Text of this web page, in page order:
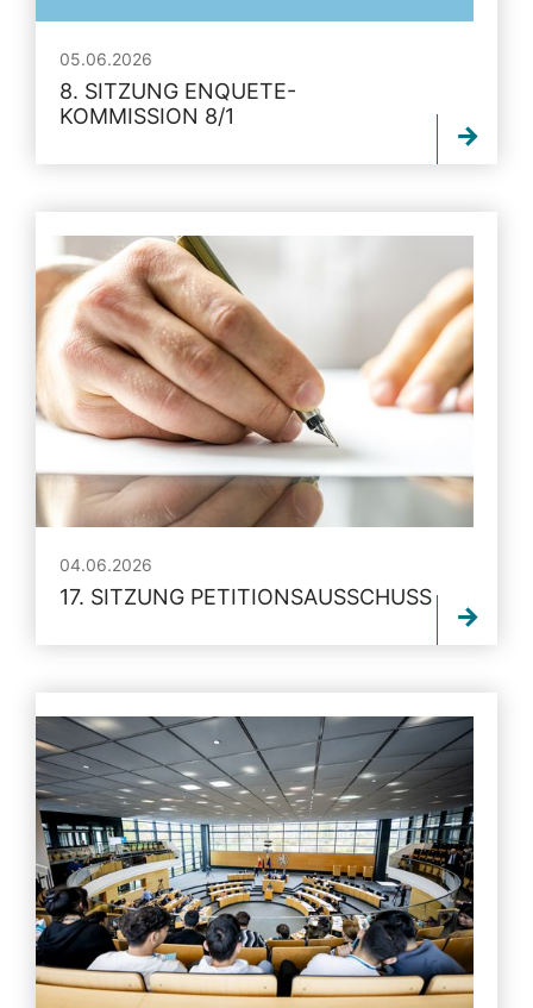
05.06.2026
8. SITZUNG ENQUETE-
KOMMISSION 8/1
04.06.2026
17. SITZUNG PETITIONSAUSSCHUSS